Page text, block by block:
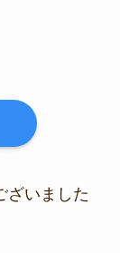
ざいました